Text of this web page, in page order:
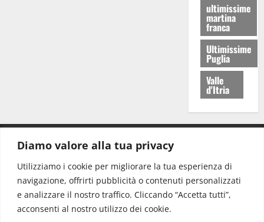
Diamo valore alla tua privacy
Utilizziamo i cookie per migliorare la tua esperienza di
navigazione, offrirti pubblicità o contenuti personalizzati
e analizzare il nostro traffico. Cliccando “Accetta tutti”,
acconsenti al nostro utilizzo dei cookie.
ultimissime
martina
franca
Ultimissime
Puglia
Valle
d'Itria
Redazione: redazione@www.martinasera.it
Direttore:direttore@www.martinasera.it
Info & Commerciale:info@www.martinasera.it